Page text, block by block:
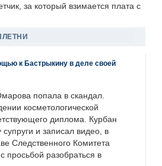
за который взимается плата с
к Бастрыкину в деле своей
попала в скандал.
косметологической
диплома. Курбан
и записал видео, в
Следственного Комитета
просьбой разобраться в